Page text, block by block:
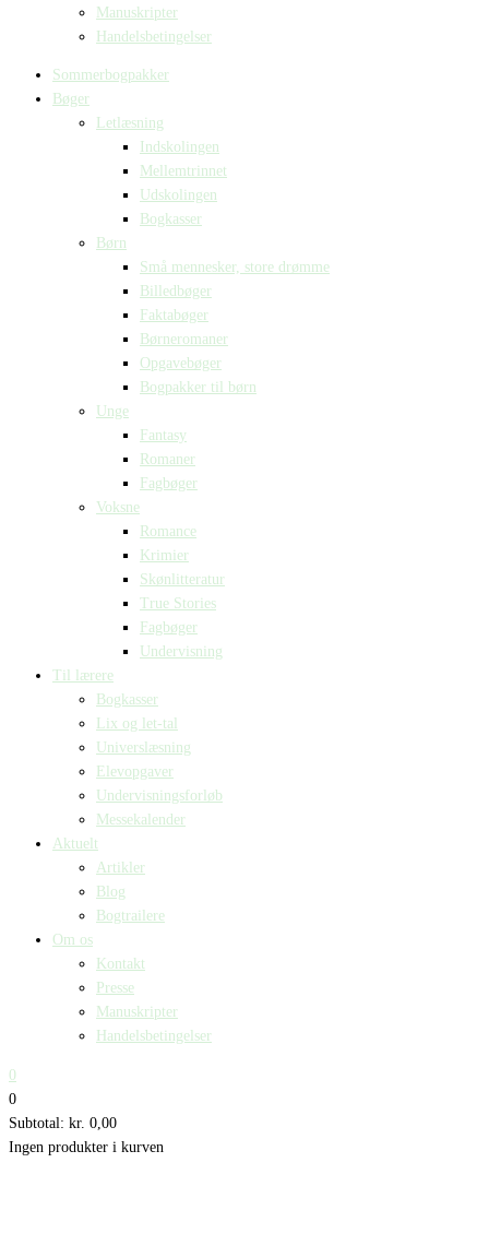
Manuskripter
Handelsbetingelser
Sommerbogpakker
Bøger
Letlæsning
Indskolingen
Mellemtrinnet
Udskolingen
Bogkasser
Børn
Små mennesker, store drømme
Billedbøger
Faktabøger
Børneromaner
Opgavebøger
Bogpakker til børn
Unge
Fantasy
Romaner
Fagbøger
Voksne
Romance
Krimier
Skønlitteratur
True Stories
Fagbøger
Undervisning
Til lærere
Bogkasser
Lix og let-tal
Universlæsning
Elevopgaver
Undervisningsforløb
Messekalender
Aktuelt
Artikler
Blog
Bogtrailere
Om os
Kontakt
Presse
Manuskripter
Handelsbetingelser
0
0
Subtotal: kr. 0,00
Ingen produkter i kurven